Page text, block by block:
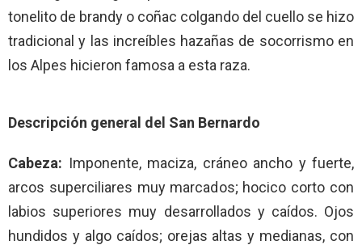
tonelito de brandy o coñac colgando del cuello se hizo
tradicional y las increíbles hazañas de socorrismo en
los Alpes hicieron famosa a esta raza.
Descripción general del San Bernardo
Cabeza: Imponente, maciza, cráneo ancho y fuerte,
arcos superciliares muy marcados; hocico corto con
labios superiores muy desarrollados y caídos. Ojos
hundidos y algo caídos; orejas altas y medianas, con